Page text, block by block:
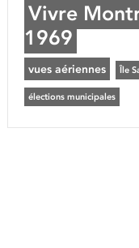
Vivre
1969
vues aériennes Île
élections municipales